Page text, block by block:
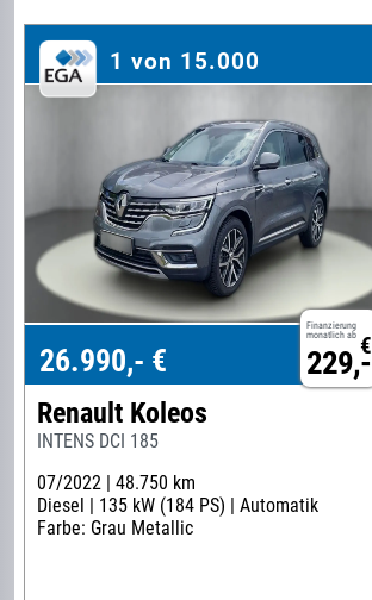
1 von 15.000
Finanzierung
monatlich ab €
229,-
26.990,- €
Renault Koleos
INTENS DCI 185
07/2022 | 48.750 km
Diesel | 135 kW (184 PS) | Automatik
Farbe: Grau Metallic